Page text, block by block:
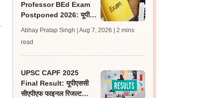
Professor BEd Exam
Postponed 2026: यूपी
स्थगित, नई तिथि बाद में
Abhay Pratap Singh | Aug 7, 2026
| 2 mins
read
UPSC CAPF 2025
Final Result: यूपीएससी
सीएपीएफ फाइनल रिजल्ट